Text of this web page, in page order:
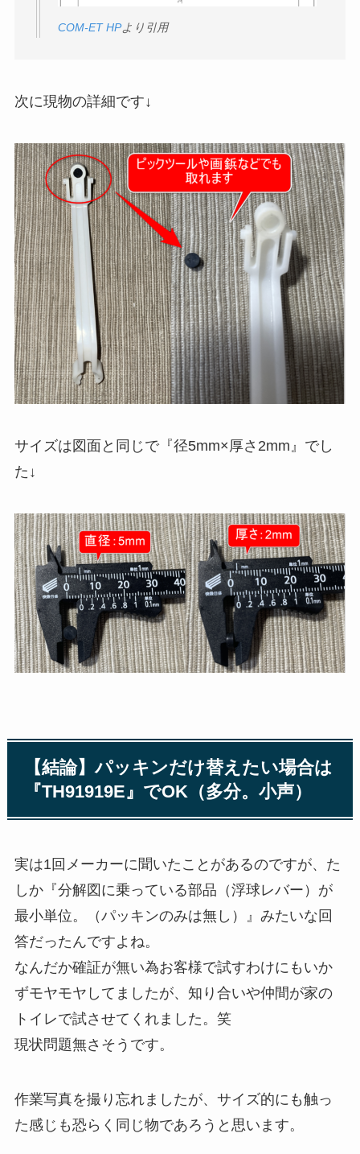
COM-ET HPより引用
次に現物の詳細です↓
サイズは図面と同じで『径5mm×厚さ2mm』でし
た↓
【結論】パッキンだけ替えたい場合は
『TH91919E』でOK（多分。小声）
実は1回メーカーに聞いたことがあるのですが、た
しか『分解図に乗っている部品（浮球レバー）が
最小単位。（パッキンのみは無し）』みたいな回
答だったんですよね。
なんだか確証が無い為お客様で試すわけにもいか
ずモヤモヤしてましたが、知り合いや仲間が家の
トイレで試させてくれました。笑
現状問題無さそうです。
作業写真を撮り忘れましたが、サイズ的にも触っ
た感じも恐らく同じ物であろうと思います。